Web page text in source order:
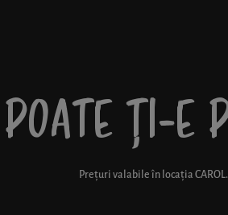
POATE ȚI-E
Prețuri valabile în locația CAROL.